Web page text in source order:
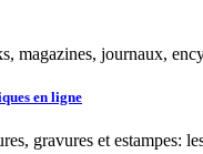
magazines, journaux,
en ligne
gravures et estampes: